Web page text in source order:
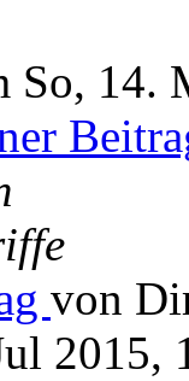
So, 14.
von
2015,